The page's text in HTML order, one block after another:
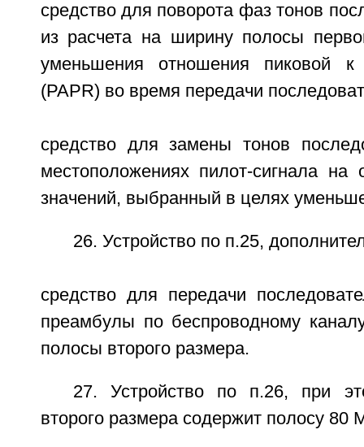
средство для поворота фаз тонов
из расчета на ширину полосы
уменьшения отношения пиковой
(PAPR) во время передачи
средство для замены тонов
местоположениях пилот-сигнала на
значений, выбранный в целях
26. Устройство по п.25,
средство для передачи
преамбулы по беспроводному
полосы второго размера.
27. Устройство по п.26, при
второго размера содержит полосу 80